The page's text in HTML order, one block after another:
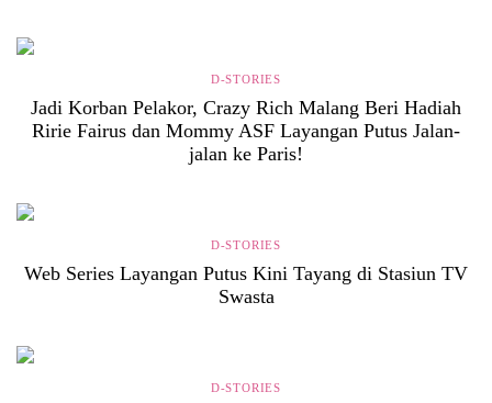
D-STORIES
Jadi Korban Pelakor, Crazy Rich Malang Beri Hadiah
Ririe Fairus dan Mommy ASF Layangan Putus Jalan-
jalan ke Paris!
D-STORIES
Web Series Layangan Putus Kini Tayang di Stasiun TV
Swasta
D-STORIES